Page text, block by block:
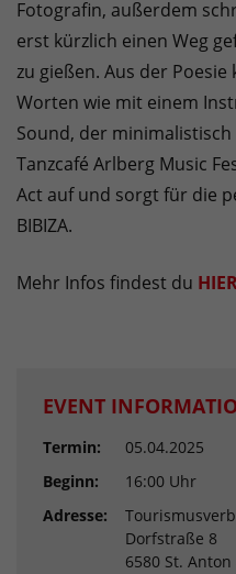
Fotografin, außerdem
erst kürzlich einen Weg
zu gießen. Aus der
Worten wie mit einem
Sound, der
Tanzcafé Arlberg Music
Act auf und sorgt für die
BIBIZA.
Mehr Infos findest du
EVENT
Termin:
05.04.2025
Beginn:
16:00 Uhr
Adresse:
Dorfstraße 8
6580 St.